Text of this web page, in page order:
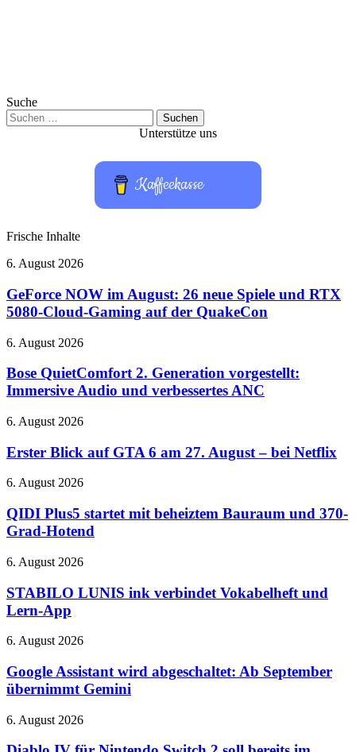
Suche
Suchen
nach:
Unterstütze uns
Kaffeekasse
Frische Inhalte
GeForce
im
August:
26
Spiele
RTX
5080-
Gaming
der
QuakeCon
6. August 2026
GeForce NOW im August: 26 neue Spiele und RTX
5080-Cloud-Gaming auf der QuakeCon
Bose
2.
Generation
vorgestellt:
Audio
verbessertes
6. August 2026
Bose QuietComfort 2. Generation vorgestellt:
Immersive Audio und verbessertes ANC
Erster
auf
GTA
6
27.
August
–
Netflix
6. August 2026
Erster Blick auf GTA 6 am 27. August – bei Netflix
QIDI
startet
mit
beheiztem
und
Grad-
Hotend
6. August 2026
QIDI Plus5 startet mit beheiztem Bauraum und 370-
Grad-Hotend
STABILO
ink
verbindet
Vokabelheft
Lern-
6. August 2026
STABILO LUNIS ink verbindet Vokabelheft und
Lern-App
Google
wird
abgeschaltet:
Ab
übernimmt
6. August 2026
Google Assistant wird abgeschaltet: Ab September
übernimmt Gemini
Diablo
für
6. August 2026